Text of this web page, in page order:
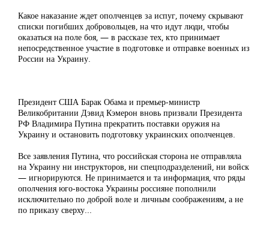
Какое наказание ждет ополченцев за испуг, почему скрывают
списки погибших добровольцев, на что идут люди, чтобы
оказаться на поле боя, — в рассказе тех, кто принимает
непосредственное участие в подготовке и отправке военных из
России на Украину.
Президент США Барак Обама и премьер-министр
Великобритании Дэвид Кэмерон вновь призвали Президента
РФ Владимира Путина прекратить поставки оружия на
Украину и остановить подготовку украинских ополченцев.
Все заявления Путина, что российская сторона не отправляла
на Украину ни инструкторов, ни спецподразделений, ни войск
— игнорируются. Не принимается и та информация, что ряды
ополчения юго-востока Украины россияне пополнили
исключительно по доброй воле и личным соображениям, а не
по приказу сверху...